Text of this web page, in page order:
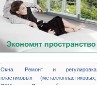
Окна. Ремонт и регулировка
пластиковых (металлопластиковых,